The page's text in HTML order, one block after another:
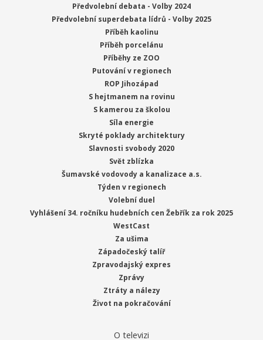
Předvolební debata - Volby 2024
Předvolební superdebata lídrů - Volby 2025
Příběh kaolinu
Příběh porcelánu
Příběhy ze ZOO
Putování v regionech
ROP Jihozápad
S hejtmanem na rovinu
S kamerou za školou
Síla energie
Skryté poklady architektury
Slavnosti svobody 2020
Svět zblízka
Šumavské vodovody a kanalizace a.s.
Týden v regionech
Volební duel
Vyhlášení 34. ročníku hudebních cen Žebřík za rok 2025
WestCast
Za ušima
Západočeský talíř
Zpravodajský expres
Zprávy
Ztráty a nálezy
Život na pokračování
O televizi